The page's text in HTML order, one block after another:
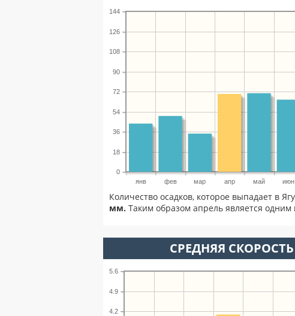
янв фев мар апр май июн
0
18
36
54
72
90
108
126
144
Количество осадков, которое выпадает в
мм. Таким образом апрель является
СРЕДНЯЯ
4.2
4.9
5.6